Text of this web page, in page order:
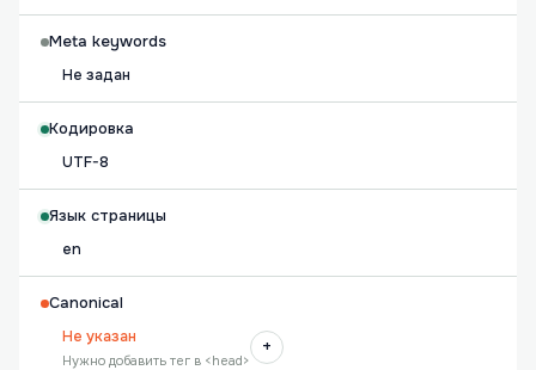
Meta keywords
Не задан
Кодировка
UTF-8
Язык страницы
en
Canonical
Не указан
Нужно добавить тег в <head>
+